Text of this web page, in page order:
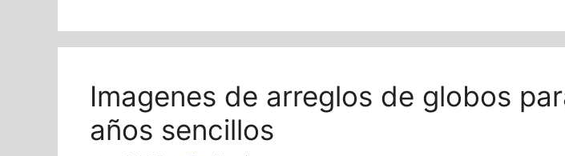
Imagenes de arreglos de globos
años sencillos